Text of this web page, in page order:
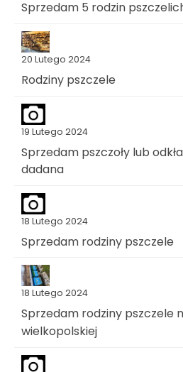
Sprzedam 5 rodzin
20 Lutego 2024
Rodziny pszczele
19 Lutego 2024
Sprzedam pszczoły lub
dadana
18 Lutego 2024
Sprzedam rodziny pszczele
18 Lutego 2024
Sprzedam rodziny pszczele
wielkopolskiej